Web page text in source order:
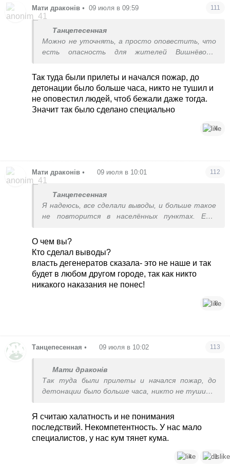
Мати драконів • 09 июля в 09:59 111
Танцепесенная
Можно не уточнять, а просто оповестить, что
есть опасность для жителей Вишнёвого,
обязательно. Просьба не выходить и
находиться в укрытии до дальнейших указаний.
Была тишина. Можно через громкоговоритель
оповестить только местное население
Так туда были прилеты и начался пожар, до
детонации было больше часа, никто не тушил и
не оповестил людей, чтоб бежали даже тогда.
Значит так было сделано специально
4
Мати драконів • 09 июля в 10:01 112
Танцепесенная
Я надеюсь, все сделали выводы, и больше такое
не повторится в населённых пунктах. Ещё
халатность проявил и допустил это. Есть
нормы, и они явно не подразумевают всё это
держать в черте густонаселённого города.
О чем вы?
Кто сделал выводы?
власть дегенератов сказала- это не наше и так
будет в любом другом городе, так как никто
никакого наказания не понес!
8
Танцепесенная • 09 июля в 10:02 113
Мати драконів
Так туда были прилеты и начался пожар, до
детонации было больше часа, никто не тушил и
Я считаю халатность и не понимания
последствий. Некомпетентность. У нас мало
специалистов, у нас кум тянет кума.
4 1